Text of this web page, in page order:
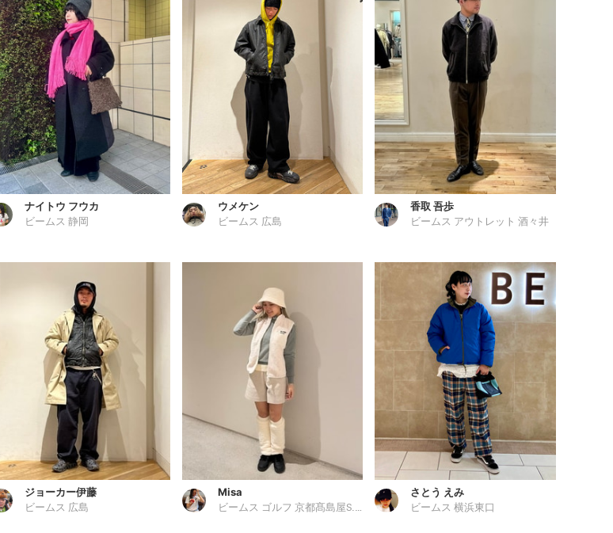
ナイトウ フウカ
ビームス 静岡
ウメケン
ビームス 広島
香取 吾歩
ビームス アウトレット 酒々井
ジョーカー伊藤
ビームス 広島
Misa さとう えみ
ビームス 横浜東口